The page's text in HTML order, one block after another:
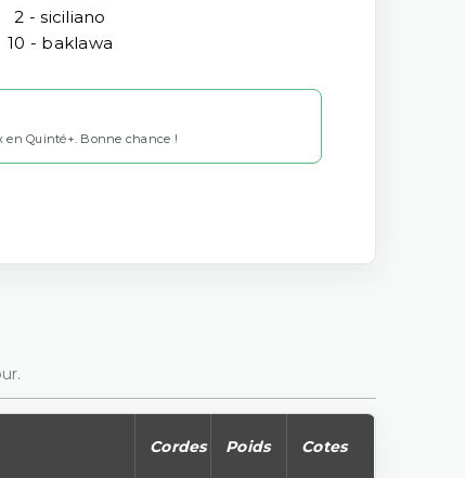
2 - siciliano
10 - baklawa
en Quinté+. Bonne chance !
Cordes Poids Cotes